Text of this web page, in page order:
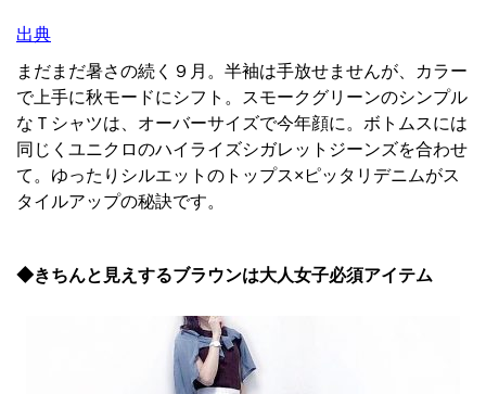
出典
まだまだ暑さの続く９月。半袖は手放せませんが、カラー
で上手に秋モードにシフト。スモークグリーンのシンプル
なＴシャツは、オーバーサイズで今年顔に。ボトムスには
同じくユニクロのハイライズシガレットジーンズを合わせ
て。ゆったりシルエットのトップス×ピッタリデニムがス
タイルアップの秘訣です。
◆きちんと見えするブラウンは大人女子必須アイテム